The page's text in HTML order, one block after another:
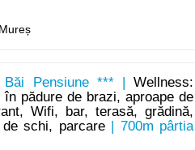
Băi Pensiune *** |Wellness:
pădure de brazi, aproape de
Wifi, bar, terasă, grădină,
schi, parcare| 700m pârtia